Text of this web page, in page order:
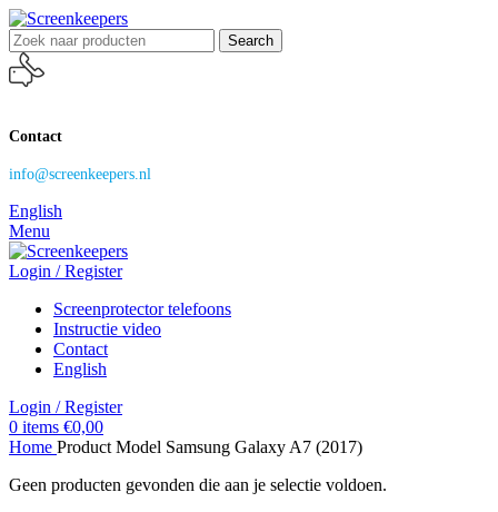
Search
Contact
info@screenkeepers.nl
English
Menu
Login / Register
Screenprotector telefoons
Instructie video
Contact
English
Login / Register
0 items €0,00
Home Product Model Samsung Galaxy A7 (2017)
Geen producten gevonden die aan je selectie voldoen.